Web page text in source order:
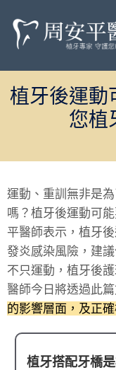
植牙後運動
您植
運動、重訓無非是
嗎？植牙後運動可
平醫師表示，植牙
發炎感染風險，建
不只運動，植牙後
醫師今日將透過此
的影響層面，及正
植牙搭配牙橋